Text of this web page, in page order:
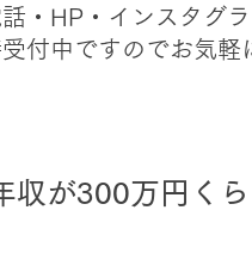
・HP・インスタグラ
付中ですのでお気軽
収が300万円く